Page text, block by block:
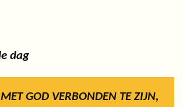
dag
GOD VERBONDEN TE ZIJN,